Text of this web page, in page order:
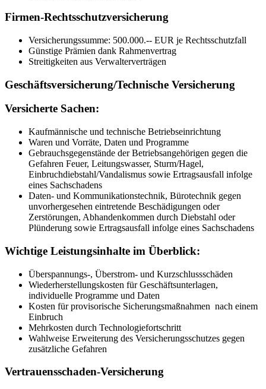
Firmen-Rechtsschutzversicherung
Versicherungssumme: 500.000.-- EUR je Rechtsschutzfall
Günstige Prämien dank Rahmenvertrag
Streitigkeiten aus Verwalterverträgen
Geschäftsversicherung/Technische Versicherung
Versicherte Sachen:
Kaufmännische und technische Betriebseinrichtung
Waren und Vorräte, Daten und Programme
Gebrauchsgegenstände der Betriebsangehörigen gegen die
Gefahren Feuer, Leitungswasser, Sturm/Hagel,
Einbruchdiebstahl/Vandalismus sowie Ertragsausfall infolge
eines Sachschadens
Daten- und Kommunikationstechnik, Bürotechnik gegen
unvorhergesehen eintretende Beschädigungen oder
Zerstörungen, Abhandenkommen durch Diebstahl oder
Plünderung sowie Ertragsausfall infolge eines Sachschadens
Wichtige Leistungsinhalte im Überblick:
Überspannungs-, Überstrom- und Kurzschlussschäden
Wiederherstellungskosten für Geschäftsunterlagen,
individuelle Programme und Daten
Kosten für provisorische Sicherungsmaßnahmen nach einem
Einbruch
Mehrkosten durch Technologiefortschritt
Wahlweise Erweiterung des Versicherungsschutzes gegen
zusätzliche Gefahren
Vertrauensschaden-Versicherung